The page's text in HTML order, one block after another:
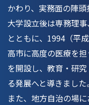
かわり、実務面の陣頭
大学設立後は専務理
とともに、1994（平
高市に高度の医療を
を開設し、教育・研
る発展へと導きました。
また、地方自治の場